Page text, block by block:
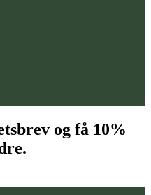
og få 10%